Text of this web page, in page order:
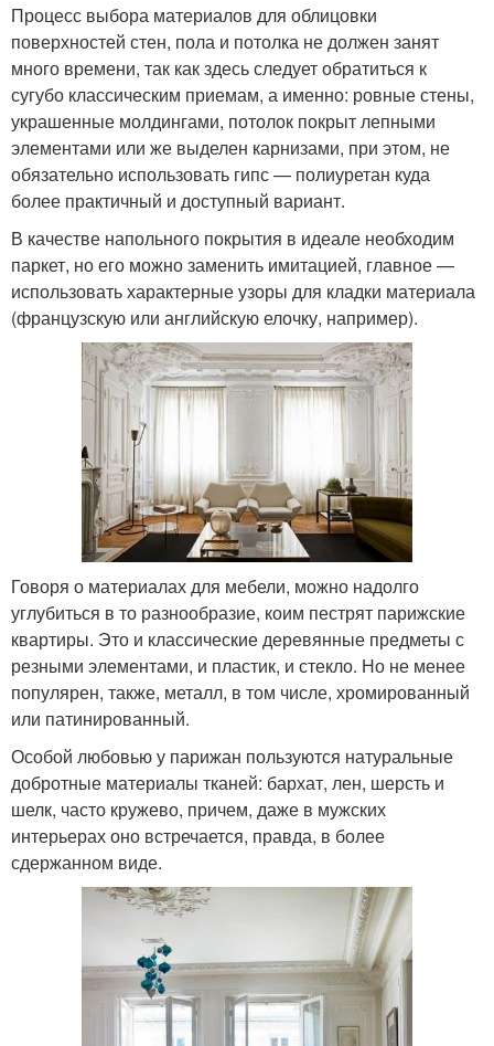
Процесс выбора материалов для облицовки
поверхностей стен, пола и потолка не должен занят
много времени, так как здесь следует обратиться к
сугубо классическим приемам, а именно: ровные стены,
украшенные молдингами, потолок покрыт лепными
элементами или же выделен карнизами, при этом, не
обязательно использовать гипс — полиуретан куда
более практичный и доступный вариант.
В качестве напольного покрытия в идеале необходим
паркет, но его можно заменить имитацией, главное —
использовать характерные узоры для кладки материала
(французскую или английскую елочку, например).
Говоря о материалах для мебели, можно надолго
углубиться в то разнообразие, коим пестрят парижские
квартиры. Это и классические деревянные предметы с
резными элементами, и пластик, и стекло. Но не менее
популярен, также, металл, в том числе, хромированный
или патинированный.
Особой любовью у парижан пользуются натуральные
добротные материалы тканей: бархат, лен, шерсть и
шелк, часто кружево, причем, даже в мужских
интерьерах оно встречается, правда, в более
сдержанном виде.